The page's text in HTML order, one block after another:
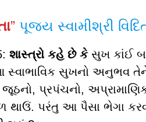
” પૂજય સ્વામીશ્રી
શાસ્ત્રો કહે છે કેસુખ કાંઈ
સ્વાભાવિક સુખનો અનુભવ
પ્રપંચનો,
થાઉં. પરંતુ આ પૈસા ભેગા